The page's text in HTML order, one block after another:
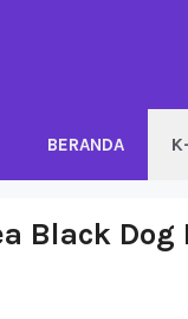
BERANDA
Black Dog